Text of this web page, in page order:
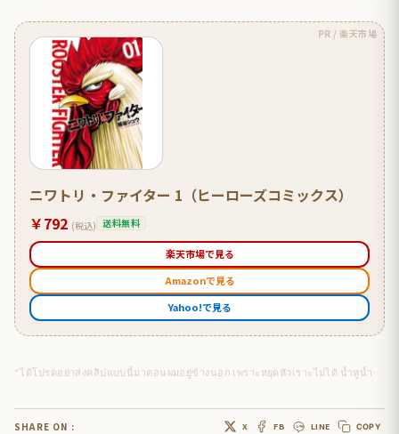
PR / 楽天市場
ニワトリ・ファイター 1（ヒーローズコミックス）
￥792 (税込) 送料無料
楽天市場で見る
Amazonで見る
Yahoo!で見る
“ได้โปรดอย่าส่งคลิปแบบนี้มาตอนผมอยู่ข้างนอก เพราะหยุดหัวเราะไม่ได้ น้ำหูน้ำตาไหล เละมาก
SHARE ON : X FB LINE COPY